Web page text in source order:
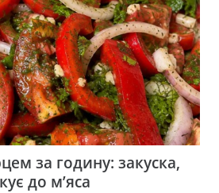
за годину: закуска,
до м’яса